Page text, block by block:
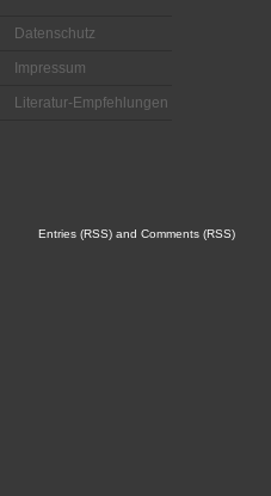
Datenschutz
Impressum
Literatur-Empfehlungen
Entries (RSS) and Comments (RSS)